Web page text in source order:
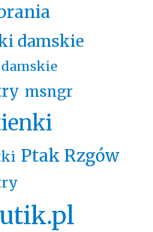
damskie
msngr
Ptak Rzgów